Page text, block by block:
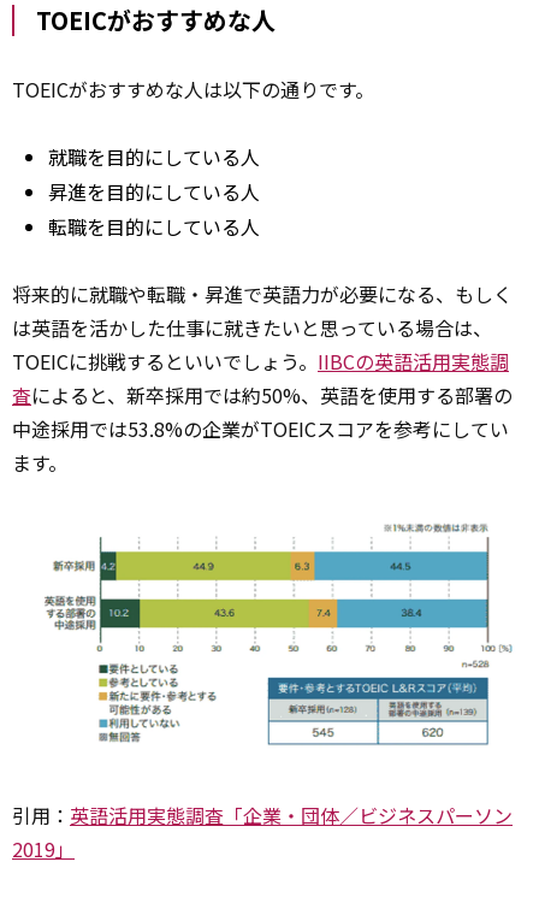
TOEICがおすすめな人
TOEICがおすすめな人は以下の通りです。
就職を目的にしている人
昇進を目的にしている人
転職を目的にしている人
将来的に就職や転職・昇進で英語力が必要になる、もしく
は英語を活かした仕事に就きたいと思っている場合は、
TOEICに挑戦するといいでしょう。 IIBCの英語活用実態調
査によると、新卒採用では約50%、英語を使用する部署の
中途採用では53.8%の企業がTOEICスコアを参考にしてい
ます。
引用： 英語活用実態調査「企業・団体／ビジネスパーソン
2019」